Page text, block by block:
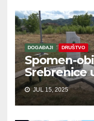
DOGAĐAJI DRUŠTVO
Spomen-
Srebrenice
JUL 15, 2025